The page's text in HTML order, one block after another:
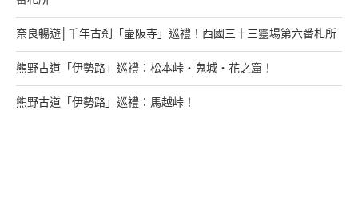
奈良暢遊│千年古剎「壷阪寺」巡禮！西國三十三靈場第六番札所
熊野古道「伊勢路」巡禮：松本峠・鬼城・花之窟！
熊野古道「伊勢路」巡禮：馬越峠！